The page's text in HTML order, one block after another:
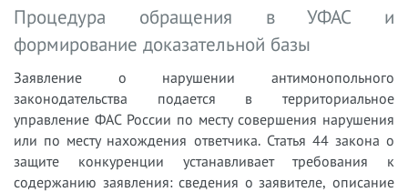
Процедура обращения в УФАС и
формирование доказательной базы
Заявление о нарушении антимонопольного
законодательства подается в территориальное
управление ФАС России по месту совершения нарушения
или по месту нахождения ответчика. Статья 44 закона о
защите конкуренции устанавливает требования к
содержанию заявления: сведения о заявителе, описание